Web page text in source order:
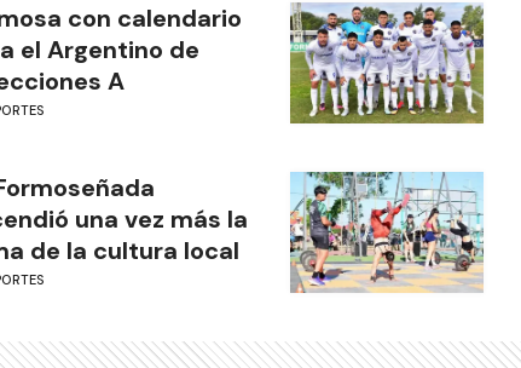
con calendario
el Argentino de
A
una vez más la
de la cultura local